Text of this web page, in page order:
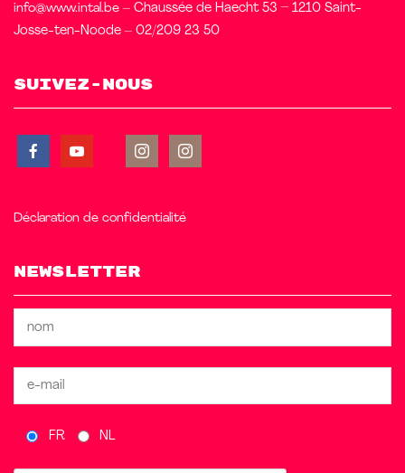
info@www.intal.be – Chaussée de Haecht 53 – 1210 Saint-
Josse-ten-Noode – 02/209 23 50
Suivez-nous
Déclaration de confidentialité
Newsletter
FR NL